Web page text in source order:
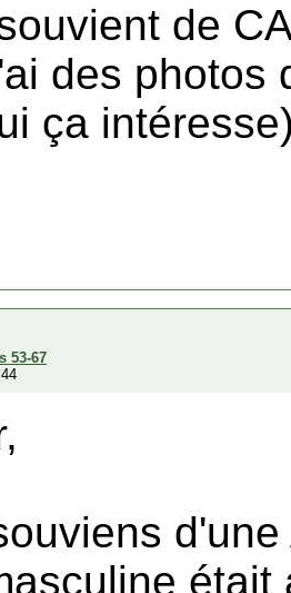
de
des photos
ça
53-67
était